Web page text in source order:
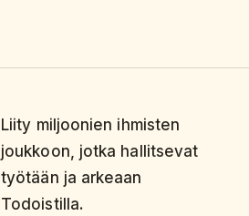
Liity miljoonien ihmisten
joukkoon, jotka hallitsevat
työtään ja arkeaan
Todoistilla.